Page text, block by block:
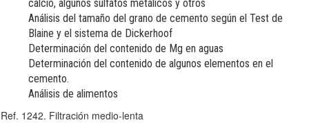
calcio, algunos sulfatos metálicos y otros
Análisis del tamaño del grano de cemento según el Test de
Blaine y el sistema de Dickerhoof
Determinación del contenido de Mg en aguas
Determinación del contenido de algunos elementos en el
cemento.
Análisis de alimentos
Ref. 1242. Filtración medio-lenta